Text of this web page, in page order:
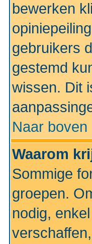
bewerken
gebruikers
gestemd
wissen. Dit
Naar boven
Waarom
Sommige
groepen.
nodig,